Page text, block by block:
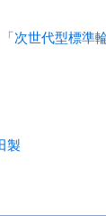
次世代型標
製